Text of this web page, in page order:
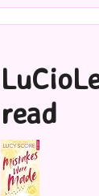
read